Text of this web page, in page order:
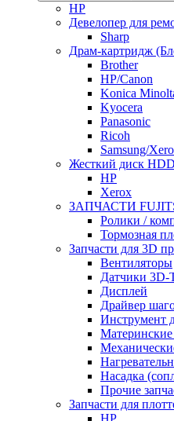
HP
Девелопер для
Sharp
Драм-картридж
Brother
HP/Canon
Konica
Kyocera
Panasonic
Ricoh
Samsung/
Жесткий диск
HP
Xerox
ЗАПЧАСТИ
Ролики /
Тормозная
Запчасти для 3D
Вентиляторы
Датчики 3D-
Дисплей
Драйвер
Инструмент
Насадка
Прочие
Запчасти для
HP